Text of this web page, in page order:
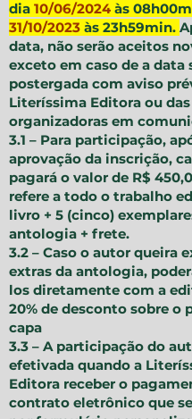
dia 10/06/2024 às
31/10/2023 às 23h59min.
data, não serão aceitos
exceto em caso de a data
postergada com aviso
Literíssima Editora ou das
organizadoras em
​3.1 – Para participação,
aprovação da inscrição,
pagará o valor de R$
refere a todo o trabalho
livro + 5 (cinco)
antologia + frete.
​3.2 – Caso o autor queira
extras da antologia,
los diretamente com a
20% de desconto sobre o
capa
​3.3 – A participação do
efetivada quando a
Editora receber o
contrato eletrônico que